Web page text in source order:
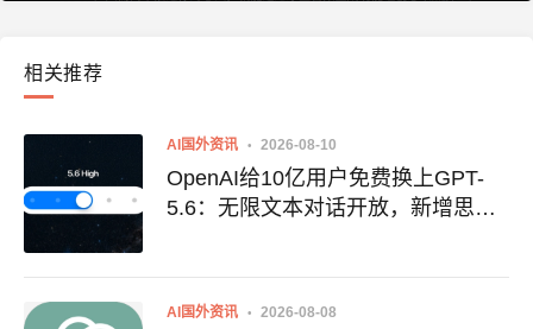
相关推荐
AI国外资讯 2026-08-10
OpenAI给10亿用户免费换上GPT-
5.6：无限文本对话开放，新增思考
AI国外资讯 2026-08-08